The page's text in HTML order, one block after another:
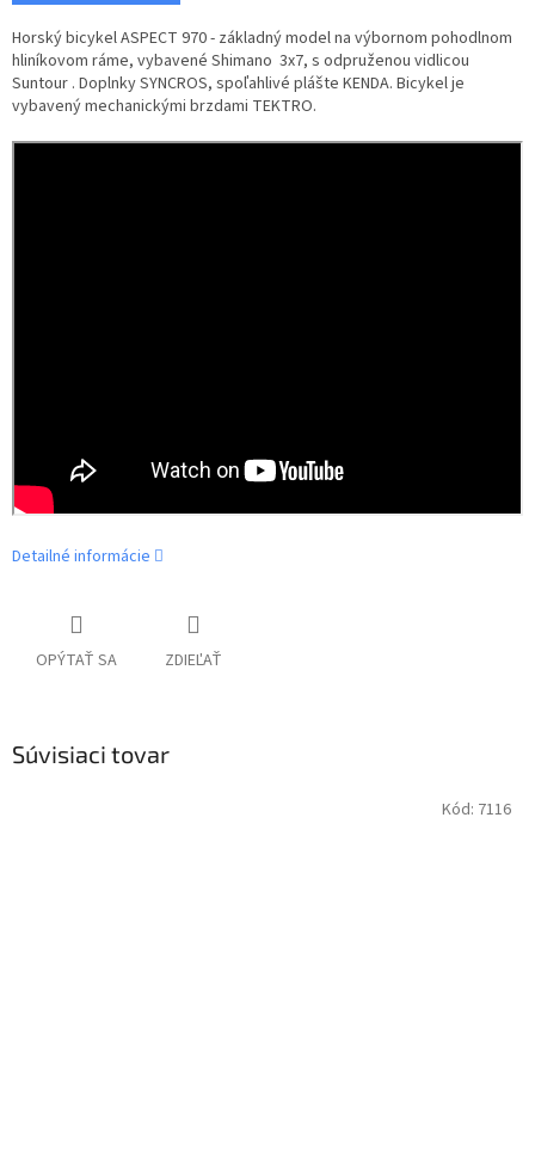
Horský bicykelASPECT 970 - základný model na výbornom pohodlnom
hliníkovom ráme, vybavené Shimano 3x7, s odpruženou vidlicou
Suntour . Doplnky SYNCROS, spoľahlivé plášte KENDA. Bicykel je
vybavený mechanickými brzdami TEKTRO.
Detailné informácie
OPÝTAŤ SA ZDIEĽAŤ
Súvisiaci tovar
Kód: 7116